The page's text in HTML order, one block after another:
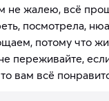
не жалею, всё
посмотрела,
потому что
переживайте,
вам всё